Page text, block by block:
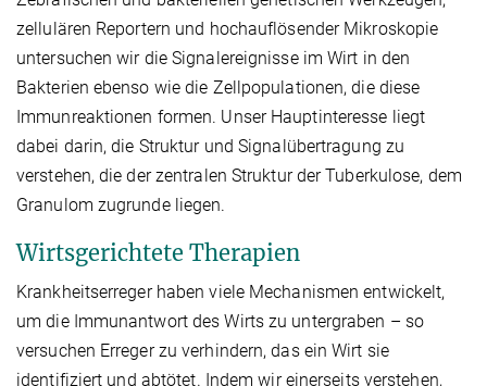
zellulären Reportern und hochauflösender Mikroskopie
untersuchen wir die Signalereignisse im Wirt in den
Bakterien ebenso wie die Zellpopulationen, die diese
Immunreaktionen formen. Unser Hauptinteresse liegt
dabei darin, die Struktur und Signalübertragung zu
verstehen, die der zentralen Struktur der Tuberkulose, dem
Granulom zugrunde liegen.
Wirtsgerichtete Therapien
Krankheitserreger haben viele Mechanismen entwickelt,
um die Immunantwort des Wirts zu untergraben – so
versuchen Erreger zu verhindern, das ein Wirt sie
identifiziert und abtötet. Indem wir einerseits verstehen,